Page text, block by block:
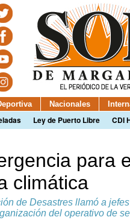
Nacionales
Ley de Puerto Libre CDI
para
climática
de Desastres llamó a
del operativo de